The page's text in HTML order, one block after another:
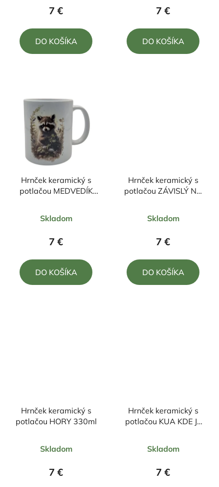
produktu
z
7 €
DO KOŠÍKA
produktu
z
7 €
DO KOŠÍKA
Hrnček keramický s
potlačou MEDVEDÍK
hodnotenie
produktu
5,0
z
Skladom
7 €
DO KOŠÍKA
Hrnček keramický s
potlačou ZÁVISLÝ NA
hodnotenie
produktu
4,0
z
Skladom
7 €
DO KOŠÍKA
Hrnček keramický s
potlačou HORY 330ml
hodnotenie
produktu
Skladom
7 €
Hrnček keramický s
potlačou KUA KDE JE
hodnotenie
produktu
Skladom
7 €